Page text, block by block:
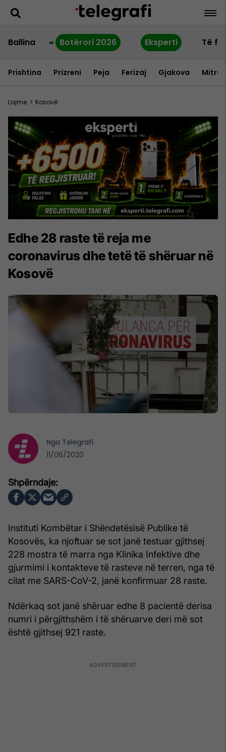
Ballina Botërori 2026 Eksperti Të
Prishtina Prizreni Peja Ferizaj Gjakova
Lajme > Kosovë
Edhe 28 raste të reja me
coronavirus dhe tetë të shëruar në
Kosovë
Instituti Kombëtar i Shëndetësisë Publike të
Kosovës, ka njoftuar se sot janë testuar gjithsej
228 mostra të marra nga Klinika Infektive dhe
gjurmimi i kontakteve të rasteve në terren, nga të
cilat me SARS-CoV-2, janë konfirmuar 28 raste.
Ndërkaq sot janë shëruar edhe 8 pacientë derisa
numri i përgjithshëm i të shëruarve deri më sot
është gjithsej 921 raste.
Nga Telegrafi
11/06/2020